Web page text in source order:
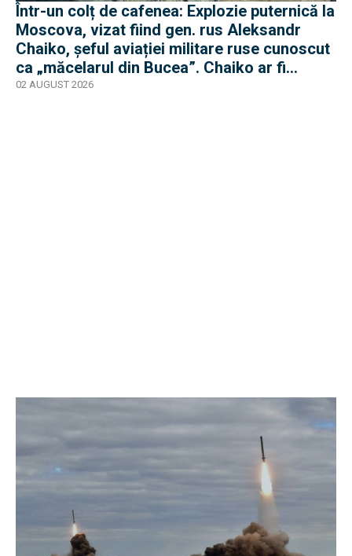
Într-un colț de cafenea: Explozie puternică la
Moscova, vizat fiind gen. rus Aleksandr
Chaiko, șeful aviației militare ruse cunoscut
ca „măcelarul din Bucea”. Chaiko ar fi
supraviețuit
02 AUGUST 2026